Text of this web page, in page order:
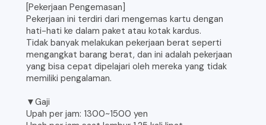
[Pekerjaan Pengemasan]
Pekerjaan ini terdiri dari mengemas kartu dengan
hati-hati ke dalam paket atau kotak kardus.
Tidak banyak melakukan pekerjaan berat seperti
mengangkat barang berat, dan ini adalah pekerjaan
yang bisa cepat dipelajari oleh mereka yang tidak
memiliki pengalaman.
▼Gaji
Upah per jam: 1300~1500 yen